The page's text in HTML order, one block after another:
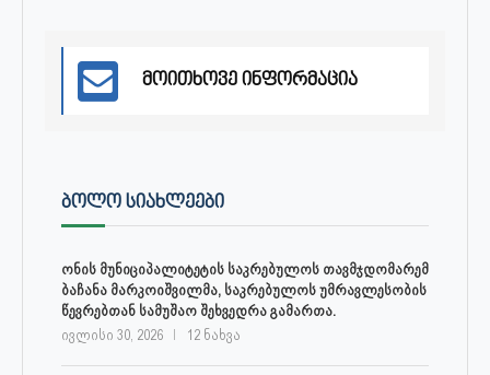
მოითხოვე ინფორმაცია
ᲑᲝᲚᲝ ᲡᲘᲐᲮᲚᲔᲔᲑᲘ
ონის მუნიციპალიტეტის საკრებულოს თავმჯდომარემ
ბაჩანა მარკოიშვილმა, საკრებულოს უმრავლესობის
წევრებთან სამუშაო შეხვედრა გამართა.
ივლისი 30, 2026 12 ნახვა